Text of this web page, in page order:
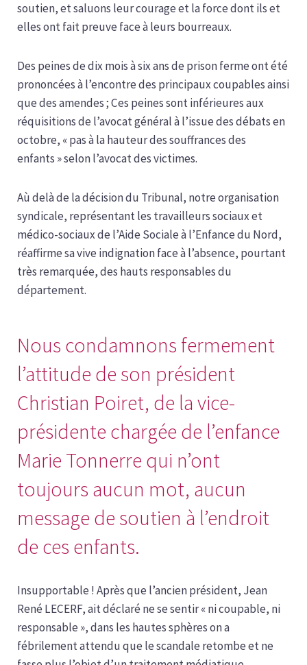
soutien, et saluons leur courage et la force dont ils et
elles ont fait preuve face à leurs bourreaux.
Des peines de dix mois à six ans de prison ferme ont été
prononcées à l’encontre des principaux coupables ainsi
que des amendes ; Ces peines sont inférieures aux
réquisitions de l’avocat général à l’issue des débats en
octobre, « pas à la hauteur des souffrances des
enfants » selon l’avocat des victimes.
Aù delà de la décision du Tribunal, notre organisation
syndicale, représentant les travailleurs sociaux et
médico-sociaux de l’Aide Sociale à l’Enfance du Nord,
réaffirme sa vive indignation face à l’absence, pourtant
très remarquée, des hauts responsables du
département.
Nous condamnons fermement
l’attitude de son président
Christian Poiret, de la vice-
présidente chargée de l’enfance
Marie Tonnerre qui n’ont
toujours aucun mot, aucun
message de soutien à l’endroit
de ces enfants.
Insupportable ! Après que l’ancien président, Jean
René LECERF, ait déclaré ne se sentir « ni coupable, ni
responsable », dans les hautes sphères on a
fébrilement attendu que le scandale retombe et ne